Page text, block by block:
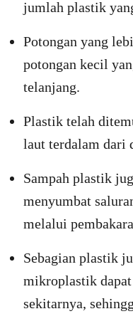
jumlah plastik
Potongan yang
potongan kecil
telanjang.
Plastik telah
laut terdalam dari
Sampah plastik
menyumbat
melalui
Sebagian plastik
mikroplastik
sekitarnya,